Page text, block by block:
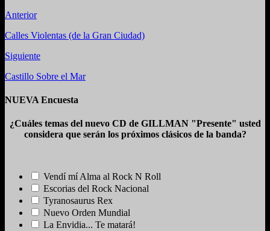
Anterior
Calles Violentas (de la Gran Ciudad)
Siguiente
Castillo Sobre el Mar
NUEVA Encuesta
¿Cuáles temas del nuevo CD de GILLMAN "Presente" usted
considera que serán los próximos clásicos de la banda?
Vendí mí Alma al Rock N Roll
Escorias del Rock Nacional
Tyranosaurus Rex
Nuevo Orden Mundial
La Envidia... Te matará!